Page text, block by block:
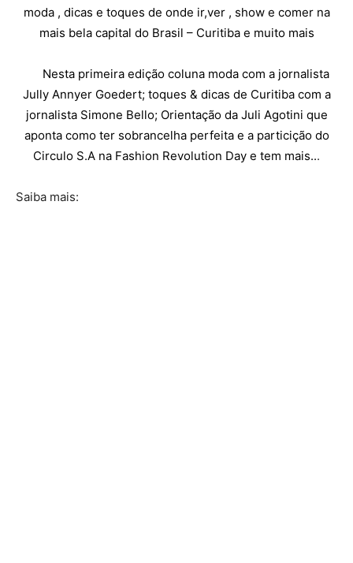
moda , dicas e toques de onde ir,ver , show e comer na
mais bela capital do Brasil – Curitiba e muito mais
Nesta primeira edição coluna moda com a jornalista
Jully Annyer Goedert; toques & dicas de Curitiba com a
jornalista Simone Bello; Orientação da Juli Agotini que
aponta como ter sobrancelha perfeita e a particição do
Circulo S.A na Fashion Revolution Day e tem mais...
Saiba mais: